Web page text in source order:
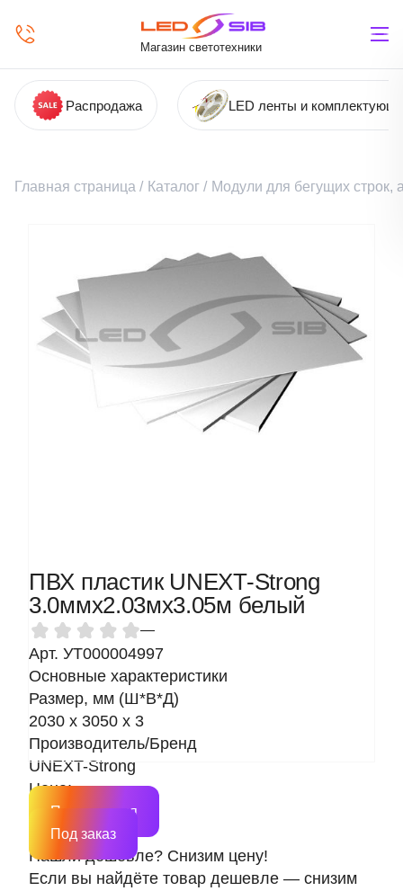
Магазин светотехники
Распродажа LED ленты и
Главная страница / Каталог / Модули для бегущих строк,
ПВХ пластик UNEXT-Strong
3.0ммх2.03мх3.05м белый
—
Арт. УТ000004997
Основные характеристики
Размер, мм (Ш*В*Д)
2030 x 3050 x 3
Производитель/Бренд
UNEXT-Strong
Цена:
Подписаться
Под заказ
Нашли дешевле? Снизим цену!
Если вы найдёте товар дешевле — снизим